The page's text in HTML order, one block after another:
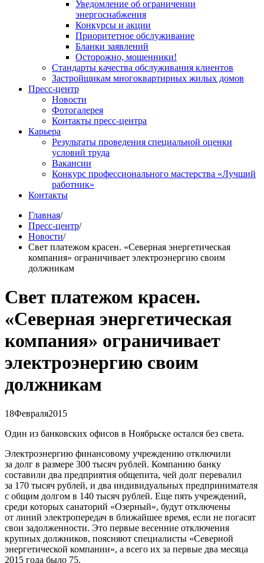
Уведомление об ограничении
энергоснабжения
Конкурсы и акции
Приоритетное обслуживание
Бланки заявлений
Осторожно, мошенники!
Стандарты качества обслуживания клиентов
Застройщикам многоквартирных жилых домов
Пресс-центр
Новости
Фотогалерея
Контакты пресс-центра
Карьера
Результаты проведения специальной оценки
условий труда
Вакансии
Конкурс профессионального мастерства «Лучший
работник»
Контакты
Главная/
Пресс-центр/
Новости/
Свет платежом красен. «Северная энергетическая
компания» ограничивает электроэнергию своим
должникам
Свет платежом красен.
«Северная энергетическая
компания» ограничивает
электроэнергию своим
должникам
18Февраля2015
Один из банковских офисов в Ноябрьске остался без света.
Электроэнергию финансовому учреждению отключили
за долг в размере 300 тысяч рублей. Компанию банку
составили два предприятия общепита, чей долг перевалил
за 170 тысяч рублей, и два индивидуальных предпринимателя
с общим долгом в 140 тысяч рублей. Еще пять учреждений,
среди которых санаторий «Озерный», будут отключены
от линий электропередач в ближайшее время, если не погасят
свои задолженности. Это первые весенние отключения
крупных должников, поясняют специалисты «Северной
энергетической компании», а всего их за первые два месяца
2015 года было 75.